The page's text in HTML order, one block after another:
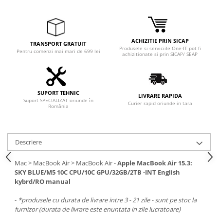
TRANSPORT GRATUIT
Pentru comenzi mai mari de 699 lei
ACHIZITIE PRIN SICAP
Produsele si serviciile One-IT pot fi
achizitionate si prin SICAP/ SEAP
SUPORT TEHNIC
Suport SPECIALIZAT oriunde în
România
LIVRARE RAPIDA
Curier rapid oriunde in tara
Descriere
Mac > MacBook Air > MacBook Air -Apple MacBook Air 15.3:
SKY BLUE/M5 10C CPU/10C GPU/32GB/2TB -INT English
kybrd/RO manual
- *produsele cu durata de livrare intre 3 - 21 zile - sunt pe stoc la
furnizor (durata de livrare este enuntata in zile lucratoare)